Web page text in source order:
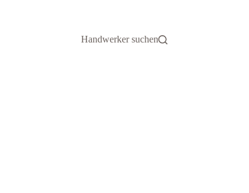
Handwerker suchen